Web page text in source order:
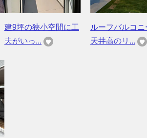
建9坪の狭小空間に工
夫がいっ...
ルーフバルコニ
天井高のリ...